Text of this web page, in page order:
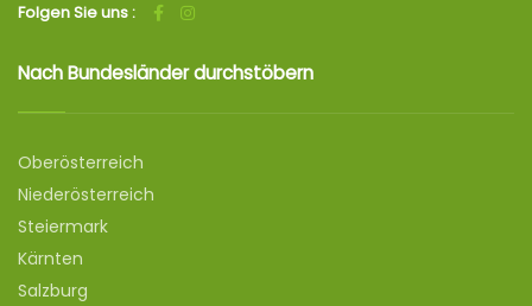
Folgen Sie uns :
Nach Bundesländer durchstöbern
Oberösterreich
Niederösterreich
Steiermark
Kärnten
Salzburg